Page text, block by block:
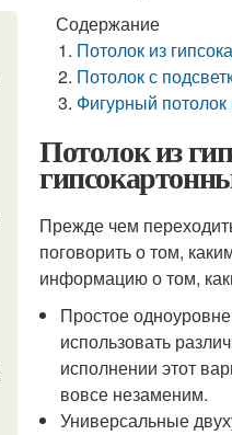
Содержание
Потолок из
Потолок с
Фигурный потолок
Потолок из
Прежде чем
поговорить о том,
информацию о том,
Простое
использовать
исполнении этот
вовсе незаменим.
Универсальные